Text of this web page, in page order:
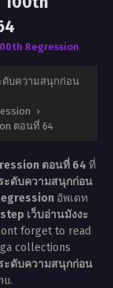
Regression
ดับความสนุกก่อน
›
ตอนที่ 64
ตอนที่ 64 ที่
ะดับความสนุกก่อน
อัพเดท
เว็บอ่านมังงะ
forget to read
collections
ะดับความสนุกก่อน